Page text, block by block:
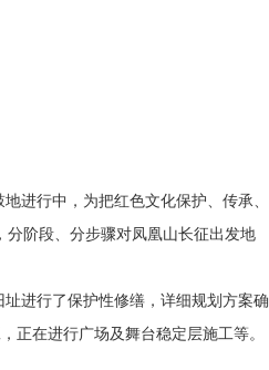
行中，为把红色文化保护、传承、
分阶段、分步骤对凤凰山长征出发地
进行了保护性修缮，详细规划方案确
正在进行广场及舞台稳定层施工等。